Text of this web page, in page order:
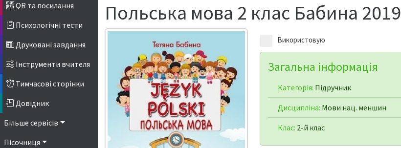
QR та посилання
Психологічні тести
Друковані завдання
Інструменти вчителя
Тимчасові сторінки
Довідник
Більше сервісів
Пісочниця
Польська мова 2 клас Бабина 2019
Використовую
Загальна інформація
Категорія: Підручник
Дисципліна: Мови нац. меншин
Клас: 2-й клас